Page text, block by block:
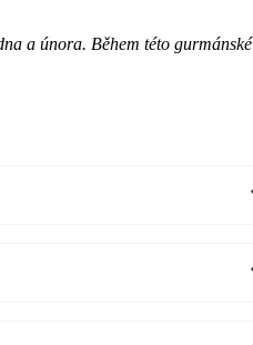
a února. Během této gurmánské